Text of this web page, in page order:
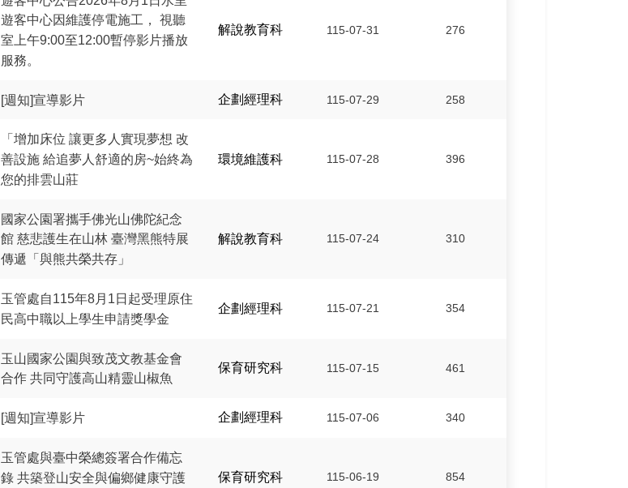
遊客中心因維護停電施工， 視聽
室上午9:00至12:00暫停影片播放
服務。
解說教育科 115-07-31 276
[週知]宣導影片 企劃經理科 115-07-29 258
「增加床位 讓更多人實現夢想 改
善設施 給追夢人舒適的房~始終為
您的排雲山莊
環境維護科 115-07-28 396
國家公園署攜手佛光山佛陀紀念
館 慈悲護生在山林 臺灣黑熊特展
傳遞「與熊共榮共存」
解說教育科 115-07-24 310
玉管處自115年8月1日起受理原住
民高中職以上學生申請獎學金
企劃經理科 115-07-21 354
玉山國家公園與致茂文教基金會
合作 共同守護高山精靈山椒魚
保育研究科 115-07-15 461
[週知]宣導影片 企劃經理科 115-07-06 340
玉管處與臺中榮總簽署合作備忘
錄 共築登山安全與偏鄉健康守護
保育研究科 115-06-19 854